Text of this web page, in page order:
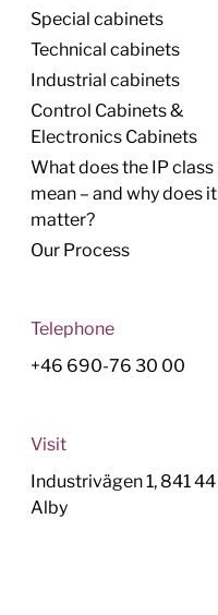
Special cabinets
Technical cabinets
Industrial cabinets
Control Cabinets &
Electronics Cabinets
What does the IP class
mean – and why does it
matter?
Our Process
Telephone
+46 690-76 30 00
Visit
Industrivägen 1, 841 44
Alby